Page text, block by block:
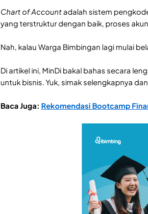
Chart of Accountadalah sistem
yang terstruktur dengan baik, proses
Nah, kalau Warga Bimbingan lagi mulai
Di artikel ini, MinDi bakal bahas secara
untuk bisnis. Yuk, simak selengkapnya
Baca Juga: Rekomendasi Bootcamp